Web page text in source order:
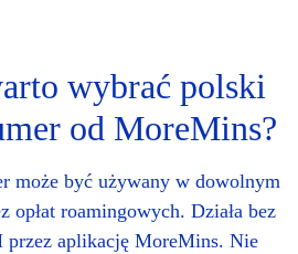
wybrać polski
od MoreMins?
może być używany w dowolnym
opłat roamingowych. Działa bez
aplikację MoreMins. Nie